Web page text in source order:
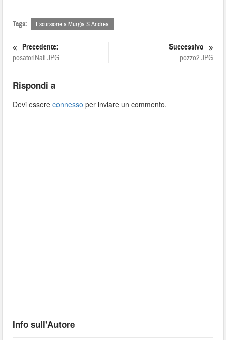
Tags: Escursione a Murgia S.Andrea
Precedente:
posatoriNati.JPG
Successivo
pozzo2.JPG
Rispondi a
Devi essereconnesso per inviare un commento.
Info sull'Autore